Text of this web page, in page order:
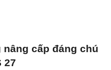
nâng cấp đáng chú
27